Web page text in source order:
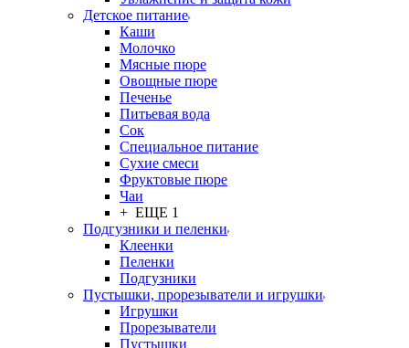
Детское питание
Каши
Молочко
Мясные пюре
Овощные пюре
Печенье
Питьевая вода
Сок
Специальное питание
Сухие смеси
Фруктовые пюре
Чаи
+ ЕЩЕ 1
Подгузники и пеленки
Клеенки
Пеленки
Подгузники
Пустышки, прорезыватели и игрушки
Игрушки
Прорезыватели
Пустышки